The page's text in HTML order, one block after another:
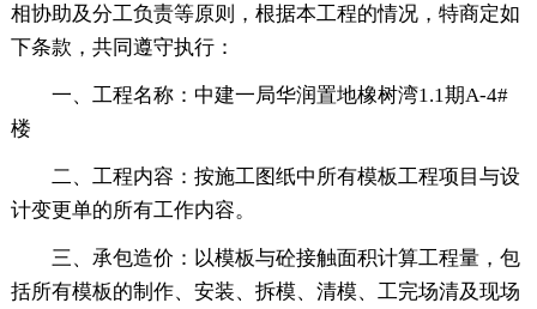
相协助及分工负责等原则，根据本工程的情况，特商定如
下条款，共同遵守执行：
一、工程名称：中建一局华润置地橡树湾1.1期A-4#
楼
二、工程内容：按施工图纸中所有模板工程项目与设
计变更单的所有工作内容。
三、承包造价：以模板与砼接触面积计算工程量，包
括所有模板的制作、安装、拆模、清模、工完场清及现场